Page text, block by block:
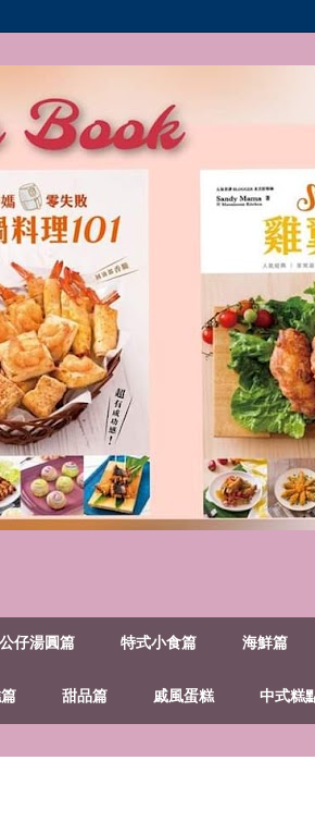
公仔湯圓篇 特式小食篇 海鮮篇
甜品篇 戚風蛋糕 中式糕